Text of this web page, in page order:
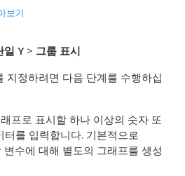
보기
일 Y > 그룹 표시
지정하려면 다음 단계를 수행하십
프로 표시할 하나 이상의 숫자 또
를 입력합니다. 기본적으로
수에 대해 별도의 그래프를 생성